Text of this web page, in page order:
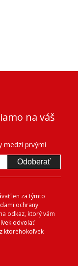
na váš
medzi prvými
Odoberať
len za týmto
ochrany
odkaz, ktorý vám
odvolať
ktoréhokoľvek